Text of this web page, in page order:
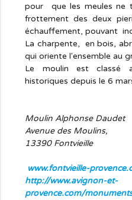
pour que les meules ne
frottement des deux
échauffement, pouvant
La charpente, en bois,
qui oriente l'ensemble au
Le moulin est classé
historiques depuis le 6
Moulin Alphonse Daudet
Avenue des Moulins,
13390 Fontvieille
www.fontvieille-
http://www.avignon-et-
provence.com/